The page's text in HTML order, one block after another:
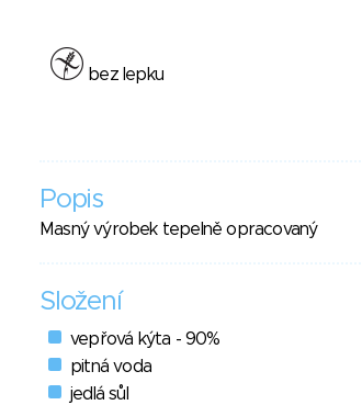
bez lepku
Popis
Masný výrobek tepelně opracovaný
Složení
vepřová kýta - 90%
pitná voda
jedlá sůl